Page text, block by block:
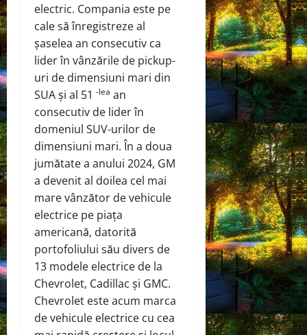
electric. Compania este pe
cale să înregistreze al
șaselea an consecutiv ca
lider în vânzările de pickup-
uri de dimensiuni mari din
SUA și al 51 -lea an
consecutiv de lider în
domeniul SUV-urilor de
dimensiuni mari. În a doua
jumătate a anului 2024, GM
a devenit al doilea cel mai
mare vânzător de vehicule
electrice pe piața
americană, datorită
portofoliului său divers de
13 modele electrice de la
Chevrolet, Cadillac și GMC.
Chevrolet este acum marca
de vehicule electrice cu cea